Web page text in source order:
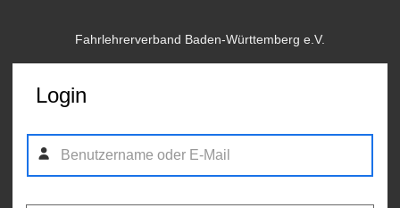
Fahrlehrerverband Baden-Württemberg e.V.
Login